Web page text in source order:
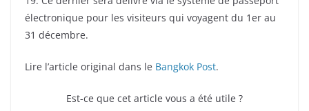
électronique pour les visiteurs qui voyagent du 1er au
31 décembre.
Lire l’article original dans le Bangkok Post.
Est-ce que cet article vous a été utile ?